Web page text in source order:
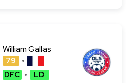
William Gallas
79
DFC
LD